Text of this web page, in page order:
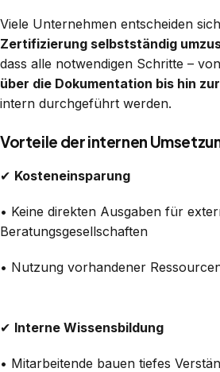
Viele Unternehmen entscheiden
Zertifizierung selbstständig
dass alle notwendigen Schritte –
über die Dokumentation bis hin
intern durchgeführt werden.
Vorteile der internen
✔ Kosteneinsparung
• Keine direkten Ausgaben für
Beratungsgesellschaften
• Nutzung vorhandener
✔ Interne Wissensbildung
• Mitarbeitende bauen tiefes